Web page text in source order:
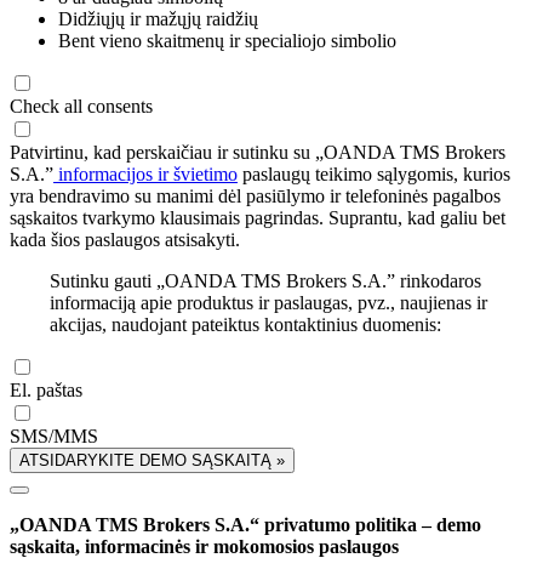
Didžiųjų ir mažųjų raidžių
Bent vieno skaitmenų ir specialiojo simbolio
Check all consents
Patvirtinu, kad perskaičiau ir sutinku su „OANDA TMS Brokers
S.A.” informacijos ir švietimo paslaugų teikimo sąlygomis, kurios
yra bendravimo su manimi dėl pasiūlymo ir telefoninės pagalbos
sąskaitos tvarkymo klausimais pagrindas. Suprantu, kad galiu bet
kada šios paslaugos atsisakyti.
Sutinku gauti „OANDA TMS Brokers S.A.” rinkodaros
informaciją apie produktus ir paslaugas, pvz., naujienas ir
akcijas, naudojant pateiktus kontaktinius duomenis:
El. paštas
SMS/MMS
ATSIDARYKITE DEMO SĄSKAITĄ »
„OANDA TMS Brokers S.A.“ privatumo politika – demo
sąskaita, informacinės ir mokomosios paslaugos